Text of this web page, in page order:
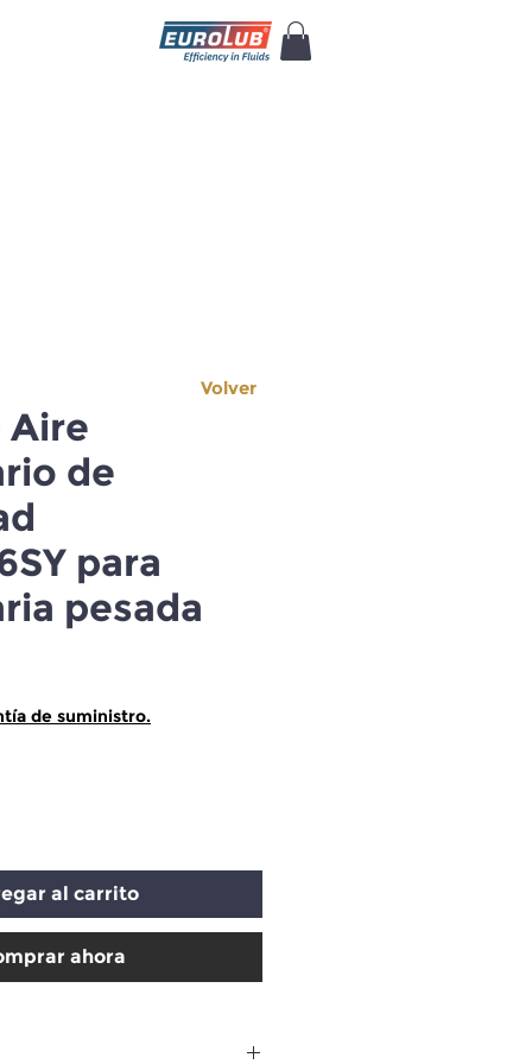
Volver
Aire
de
para
pesada
de suministro.
al carrito
ahora